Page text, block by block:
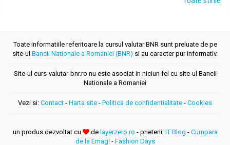
Toate informatiile referitoare la cursul valutar BNR sunt preluate de pe
site-ul Bancii Nationale a Romaniei (BNR) si au caracter pur informativ.
Site-ul curs-valutar-bnr.ro nu este asociat in niciun fel cu site-ul Bancii
Nationale a Romaniei
Vezi si: Contact - Harta site - Politica de confidentialitate - Cookies
un produs dezvoltat cu de layerzero.ro - prieteni: IT Blog - Cumpara
de la Emag!- Fashion Days